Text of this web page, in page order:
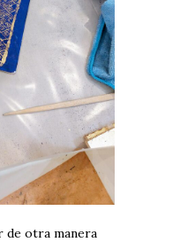
de otra manera